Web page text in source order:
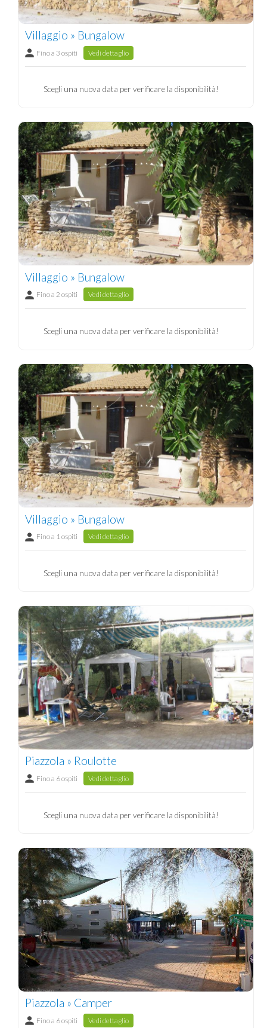
Villaggio » Bungalow
Fino a 3 ospiti Vedi dettaglio
Scegli una nuova data per verificare la disponibilità!
Villaggio » Bungalow
Fino a 2 ospiti Vedi dettaglio
Scegli una nuova data per verificare la disponibilità!
Villaggio » Bungalow
Fino a 1 ospiti Vedi dettaglio
Scegli una nuova data per verificare la disponibilità!
Piazzola » Roulotte
Fino a 6 ospiti Vedi dettaglio
Scegli una nuova data per verificare la disponibilità!
Piazzola » Camper
Fino a 6 ospiti Vedi dettaglio